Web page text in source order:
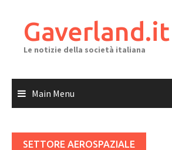
contentGaverland.it
Le notizie della società italiana
Main Menu
SETTORE AEROSPAZIALE